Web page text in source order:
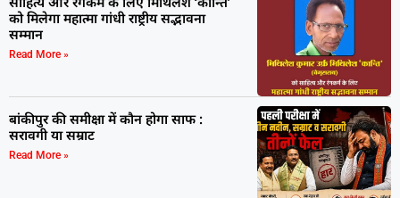
को मिलेगा महात्मा गांधी राष्ट्रीय सद्भावना
सम्मान
Read More »
बांकीपुर की समीक्षा में कौन होगा साफ :
सरावगी या सम्राट
Read More »